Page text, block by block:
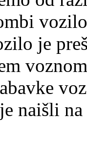
je
naišli